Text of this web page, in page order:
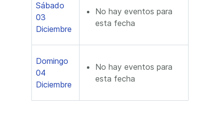
Sábado
03
Diciembre
No hay eventos para
esta fecha
Domingo
04
Diciembre
No hay eventos para
esta fecha